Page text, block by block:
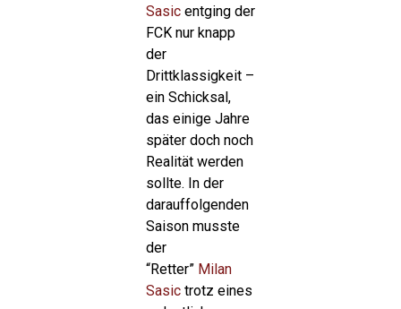
Sasicentging der
FCK nur knapp
der
Drittklassigkeit –
ein Schicksal,
das einige Jahre
später doch noch
Realität werden
sollte. In der
darauffolgenden
Saison musste
der
“Retter” Milan
Sasictrotz eines